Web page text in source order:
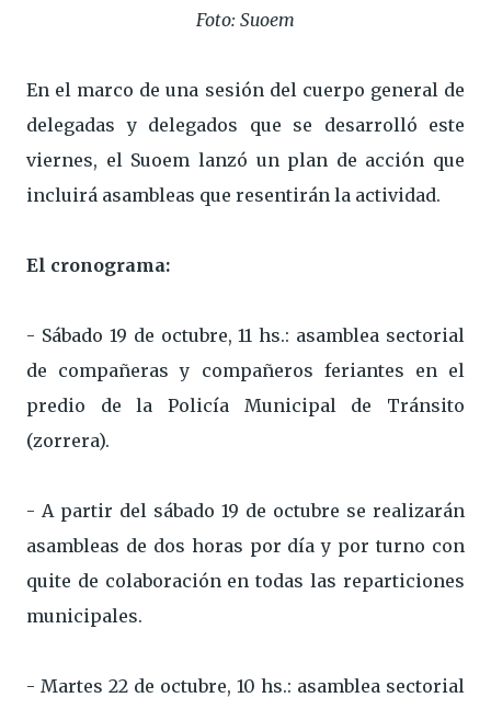
Foto: Suoem
En el marco de una sesión del cuerpo general de
delegadas y delegados que se desarrolló este
viernes, el Suoem lanzó un plan de acción que
incluirá asambleas que resentirán la actividad.
El cronograma:
- Sábado 19 de octubre, 11 hs.: asamblea sectorial
de compañeras y compañeros feriantes en el
predio de la Policía Municipal de Tránsito
(zorrera).
- A partir del sábado 19 de octubre se realizarán
asambleas de dos horas por día y por turno con
quite de colaboración en todas las reparticiones
municipales.
- Martes 22 de octubre, 10 hs.: asamblea sectorial